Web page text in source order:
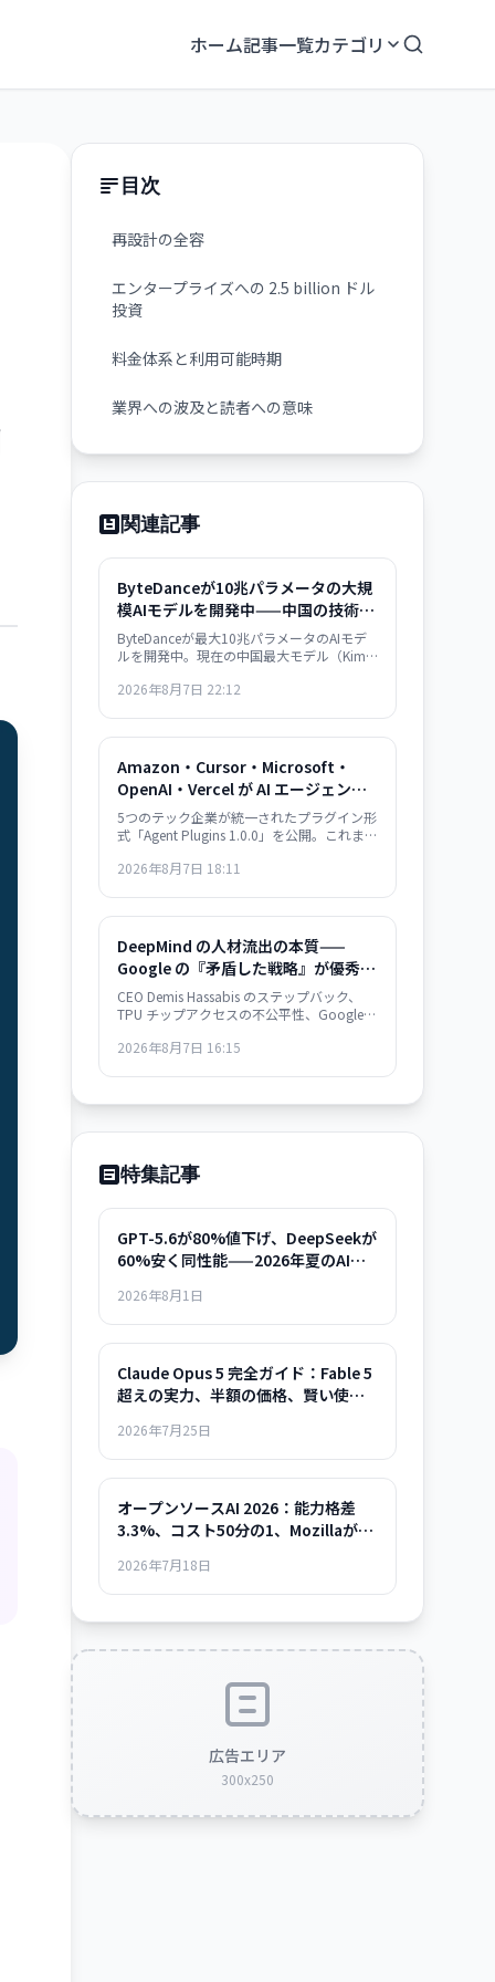
ホーム記事一覧カテゴリ
目次
再設計の全容
エンタープライズへの 2.5 billion ドル
投資
料金体系と利用可能時期
業界への波及と読者への意味
関連記事
ByteDanceが10兆パラメータの大規
模AIモデルを開発中——中国の技術リ
ーダーシップが加速
ByteDanceが最大10兆パラメータのAIモデ
ルを開発中。現在の中国最大モデル（Kimi
差を急速に縮めている。CEO Zhang Yiming
2026年8月7日 22:12
Amazon・Cursor・Microsoft・
OpenAI・Vercel が AI エージェン
ト・プラグイン標準を共同開発——
plugin.json で相互運用性確保
5つのテック企業が統一されたプラグイン形
式「Agent Plugins 1.0.0」を公開。これまで
エージェント拡張機能が、単一のパッケー
る。
2026年8月7日 18:11
DeepMind の人材流出の本質——
Google の『矛盾した戦略』が優秀層
を逃している
CEO Demis Hassabis のステップバック、
TPU チップアクセスの不公平性、Google
組織問題ではなく、Google のインフラ支配
2026年8月7日 16:15
特集記事
GPT-5.6が80%値下げ、DeepSeekが
60%安く同性能——2026年夏のAIモ
2026年8月1日
Claude Opus 5 完全ガイド：Fable 5
超えの実力、半額の価格、賢い使い
2026年7月25日
オープンソースAI 2026：能力格差
3.3%、コスト50分の1、Mozillaが示
2026年7月18日
広告エリア
300x250